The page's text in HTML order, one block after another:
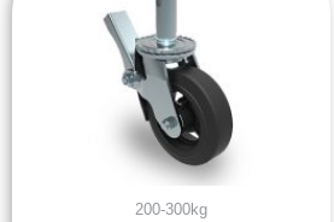
200-300kg